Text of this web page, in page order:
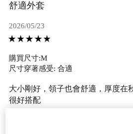
舒適外套
2026/05/23
購買尺寸:M
尺寸穿著感受: 合適
大小剛好，領子也會舒適，厚度在
很好搭配